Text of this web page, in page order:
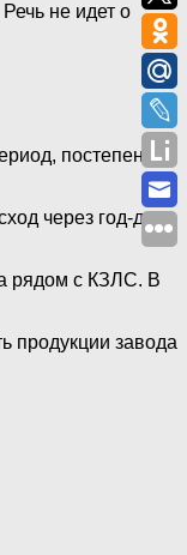
не идет о
постепенно
через год-два:
рядом с КЗЛС. В
продукции завода